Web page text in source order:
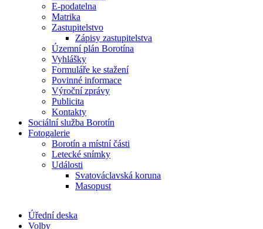
E-podatelna
Matrika
Zastupitelstvo
Zápisy zastupitelstva
Územní plán Borotína
Vyhlášky
Formuláře ke stažení
Povinné informace
Výroční zprávy
Publicita
Kontakty
Sociální služba Borotín
Fotogalerie
Borotín a místní části
Letecké snímky
Události
Svatováclavská koruna
Masopust
Úřední deska
Volby